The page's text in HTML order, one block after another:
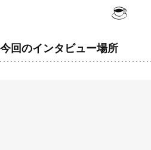
今回のインタビュー場所